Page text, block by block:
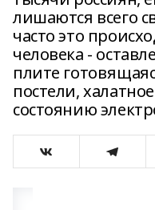
лишаются всего
часто это
человека -
плите
постели,
состоянию